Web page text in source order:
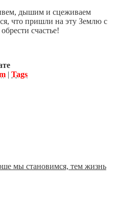
дышим и сцеживаем
что пришли на эту Землю с
счастье!
| Tags
мы становимся, тем жизнь